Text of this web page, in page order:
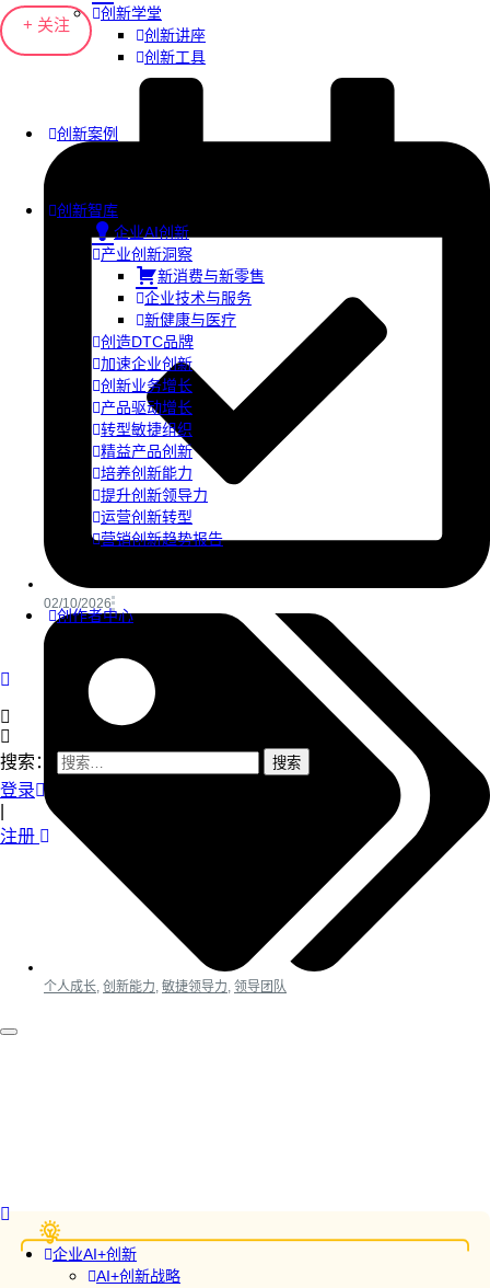
创新学堂
创新讲座
创新工具
创新案例
创新智库
企业AI创新
产业创新洞察
新消费与新零售
企业技术与服务
新健康与医疗
创造DTC品牌
加速企业创新
创新业务增长
产品驱动增长
转型敏捷组织
精益产品创新
培养创新能力
提升创新领导力
运营创新转型
营销创新趋势报告
创作者中心
搜索：
登录
注册
企业AI+创新
AI+创新战略
+ 关注
02/10/2026
个人成长 创新能力 敏捷领导力 领导团队